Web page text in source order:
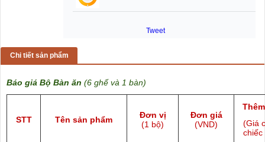
Tweet
Chi tiết sản phẩm
Báo giá Bộ Bàn ăn (6 ghế và 1 bàn)
STT Tên sản phẩm
Đơn vị
(1 bộ)
Đơn giá
(VND)
(Giá
chiếc